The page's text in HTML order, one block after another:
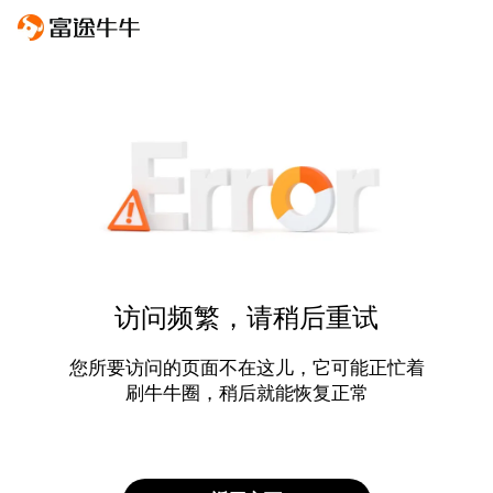
访问频繁，请稍后重试
您所要访问的页面不在这儿，它可能正忙着
刷牛牛圈，稍后就能恢复正常